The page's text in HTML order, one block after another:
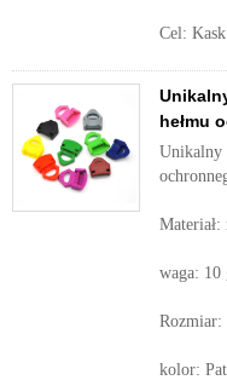
Cel:
hełmu
Unikalny
Materiał:
waga: 10
Rozmiar:
kolor: